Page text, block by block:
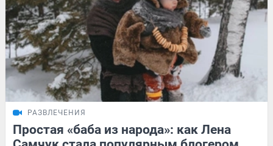
РАЗВЛЕЧЕНИЯ
Простая «баба из народа»: как Лена